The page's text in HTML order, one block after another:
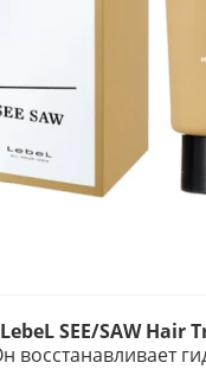
SEE/SAW Hair
восстанавливает